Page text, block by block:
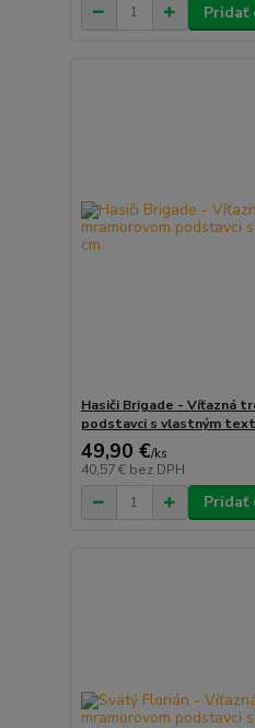
Pridať
Hasiči Brigade - Víťazná
podstavci s vlastným
49,90 €/ks
40,57 € bez DPH
Pridať